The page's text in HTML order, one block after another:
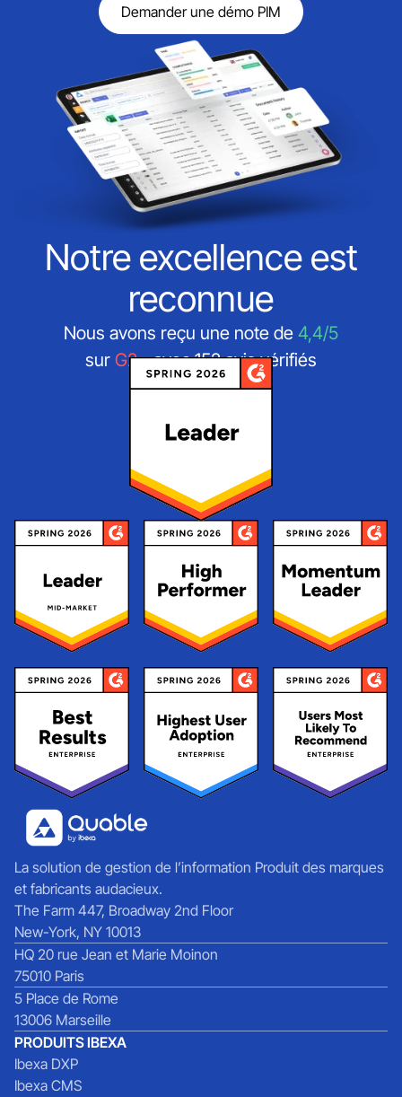
Demander une démo PIM
Notre excellence est
reconnue
Nous avons reçu une note de 4,4/5
sur G2- avec 152 avis vérifiés
La solution de gestion de l’information Produit des marques
et fabricants audacieux.
The Farm 447, Broadway 2nd Floor
New-York, NY 10013
HQ 20 rue Jean et Marie Moinon
75010 Paris
5 Place de Rome
13006 Marseille
PRODUITS IBEXA
Ibexa DXP
Ibexa CMS